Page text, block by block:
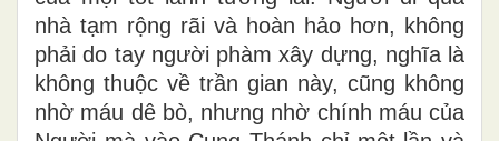
nhà tạm rộng rãi và hoàn hảo hơn, không
phải do tay người phàm xây dựng, nghĩa là
không thuộc về trần gian này, cũng không
nhờ máu dê bò, nhưng nhờ chính máu của